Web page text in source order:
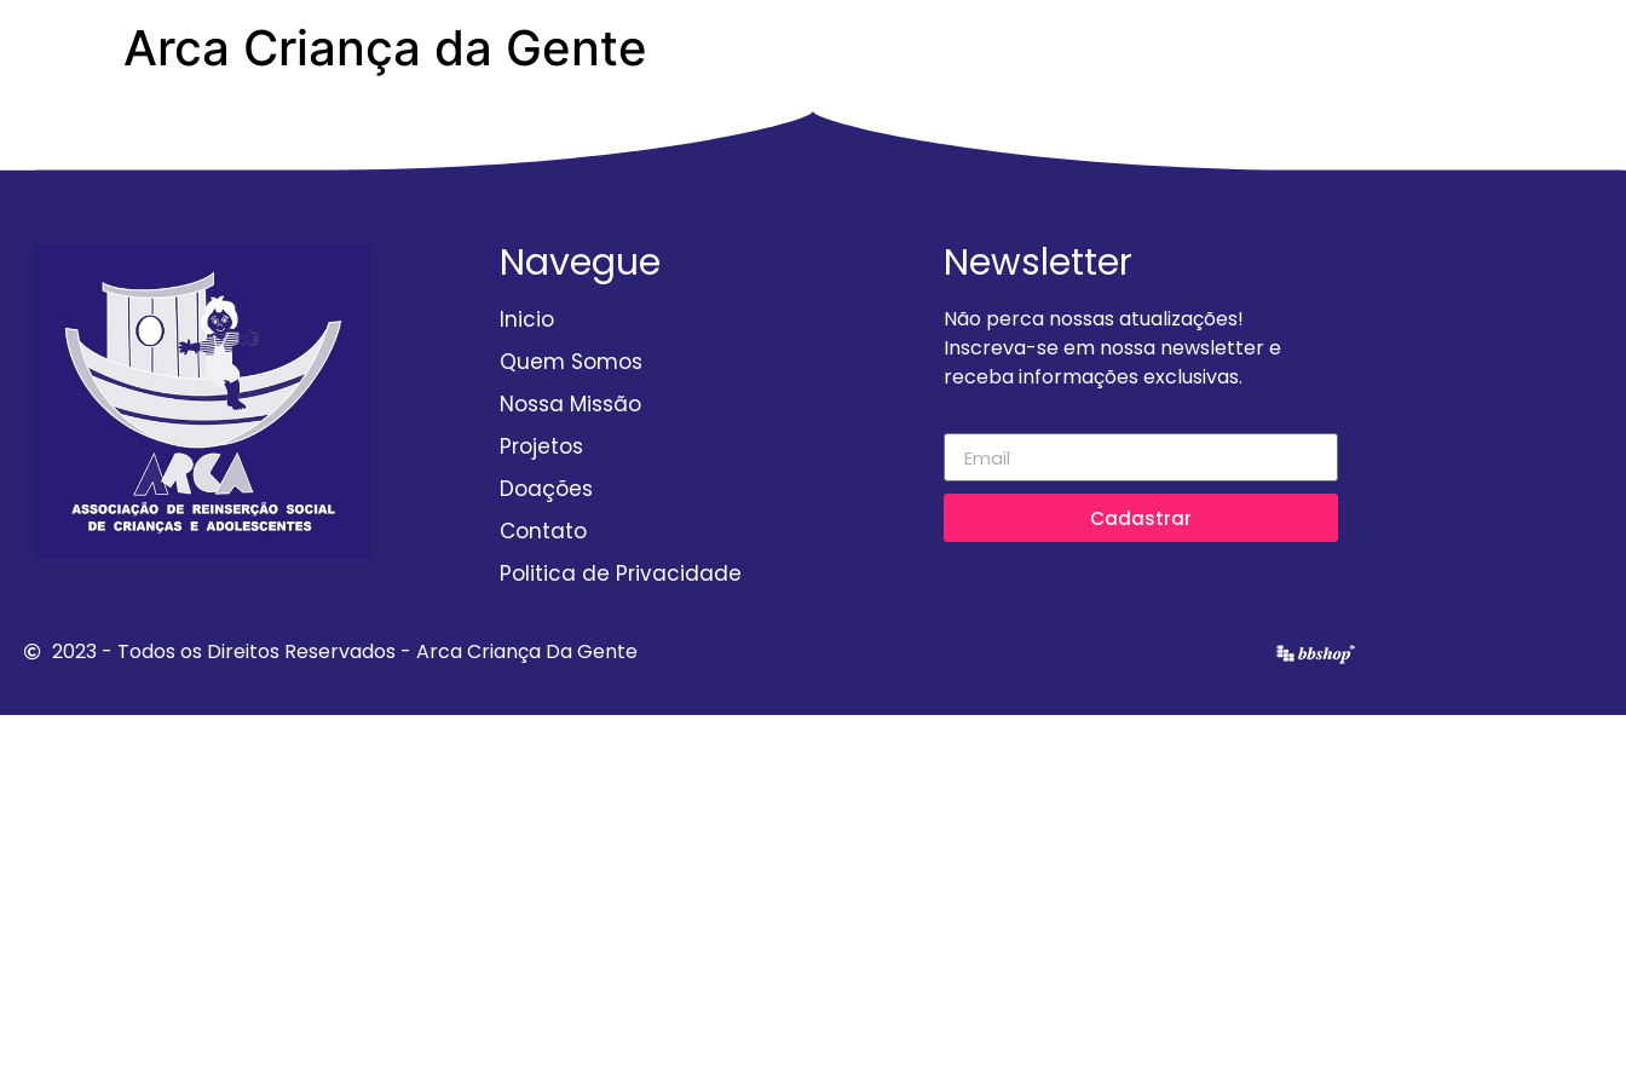
Arca Criança da Gente
Navegue
Inicio
Quem Somos
Nossa Missão
Projetos
Doações
Contato
Politica de Privacidade
Newsletter
Não perca nossas atualizações!
Inscreva-se em nossa newsletter e
receba informações exclusivas.
Cadastrar
2023 - Todos os Direitos Reservados - Arca Criança Da Gente